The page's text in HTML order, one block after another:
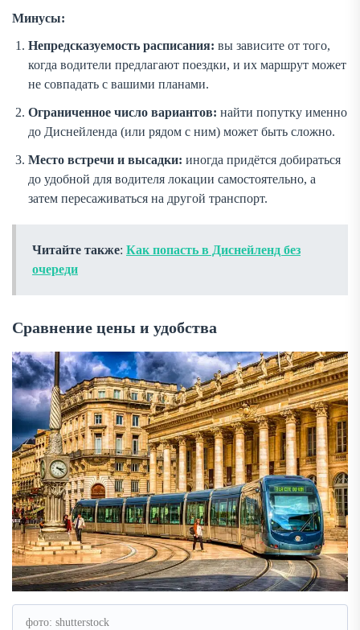
Минусы:
Непредсказуемость расписания: вы зависите от того,
когда водители предлагают поездки, и их маршрут может
не совпадать с вашими планами.
Ограниченное число вариантов: найти попутку именно
до Диснейленда (или рядом с ним) может быть сложно.
Место встречи и высадки: иногда придётся добираться
до удобной для водителя локации самостоятельно, а
затем пересаживаться на другой транспорт.
Читайте также: Как попасть в Диснейленд без
очереди
Сравнение цены и удобства
фото: shutterstock